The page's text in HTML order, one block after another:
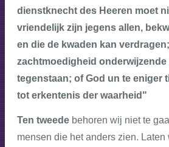
dienstknecht des Heeren moet
vriendelijk zijn jegens allen,
en die de kwaden kan
zachtmoedigheid onderwijzende
tegenstaan; of God un te eniger
tot erkentenis der waarheid"
Ten tweedebehoren wij niet te
mensen die het anders zien.